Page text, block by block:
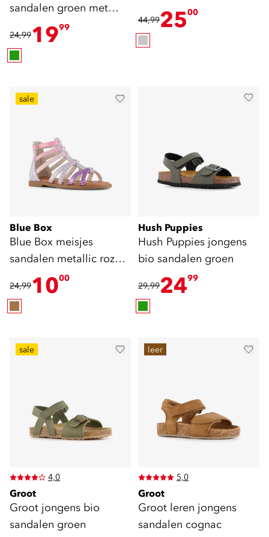
sandalen groen met
lichtjes
24,991999
44,992500
sale
Blue Box
Blue Box meisjes
sandalen metallic roze
paars
24,991000
Hush Puppies
Hush Puppies jongens
bio sandalen groen
29,992499
sale
4,0
Groot
Groot jongens bio
sandalen groen
leer
5,0
Groot
Groot leren jongens
sandalen cognac